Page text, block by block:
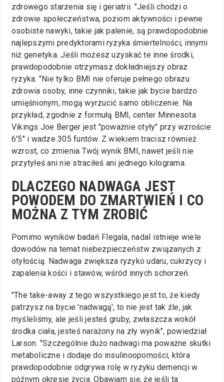
zdrowego starzenia się i geriatrii. "Jeśli chodzi o
zdrowie społeczeństwa, poziom aktywności i pewne
osobiste nawyki, takie jak palenie, są prawdopodobnie
najlepszymi predyktorami ryzyka śmiertelności, innymi
niż genetyka. Jeśli możesz uzyskać te inne środki,
prawdopodobnie otrzymasz dokładniejszy obraz
ryzyka. "Nie tylko BMI nie oferuje pełnego obrazu
zdrowia osoby, inne czynniki, takie jak bycie bardzo
umięśnionym, mogą wyrzucić samo obliczenie. Na
przykład, zgodnie z formułą BMI, center Minnesota
Vikings Joe Berger jest "poważnie otyły" przy wzroście
6'5" i wadze 305 funtów. Z wiekiem tracisz również
wzrost, co zmienia Twój wynik BMI, nawet jeśli nie
przytyłeś ani nie straciłeś ani jednego kilograma.
DLACZEGO NADWAGA JEST
POWODEM DO ZMARTWIEŃ I CO
MOŻNA Z TYM ZROBIĆ
Pomimo wyników badań Flegala, nadal istnieje wiele
dowodów na temat niebezpieczeństw związanych z
otyłością. Nadwaga zwiększa ryzyko udaru, cukrzycy i
zapalenia kości i stawów, wśród innych schorzeń.
"The take-away z tego wszystkiego jest to, że kiedy
patrzysz na bycie 'nadwagą', to nie jest tak źle, jak
myśleliśmy, ale jeśli jesteś gruby, zwłaszcza wokół
środka ciała, jesteś narażony na zły wynik", powiedział
Larson. "Szczególnie dużo nadwagi ma poważne skutki
metaboliczne i dodaje do insulinooporności, która
prawdopodobnie odgrywa rolę w ryzyku demencji w
późnym okresie życia. Obawiam się, że jeśli ta